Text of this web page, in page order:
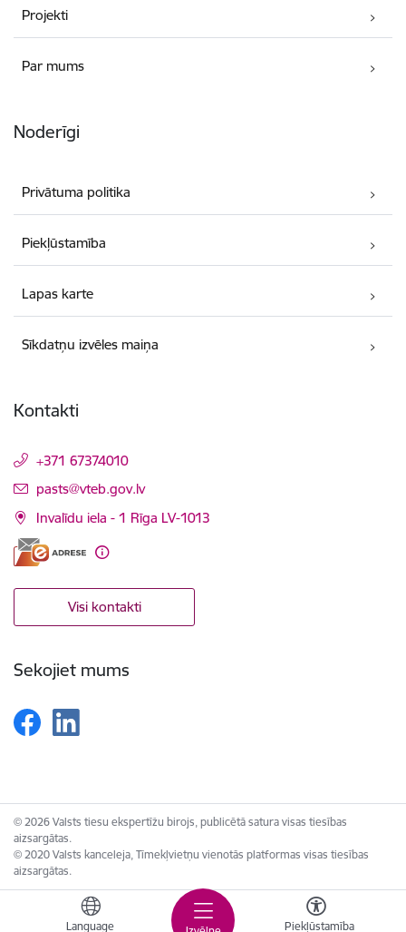
Language Piekļūstamība
Projekti
Par mums
Noderīgi
Privātuma politika
Piekļūstamība
Lapas karte
Sīkdatņu izvēles maiņa
Kontakti
+371 67374010
E-pasts:
pasts@vteb.gov.lv
Invalīdu iela - 1 Rīga LV-1013
Visi kontakti
Sekojiet mums
© 2026 Valsts tiesu ekspertīžu birojs, publicētā satura visas tiesības
aizsargātas.
© 2020 Valsts kanceleja, Tīmekļvietņu vienotās platformas visas tiesības
aizsargātas.